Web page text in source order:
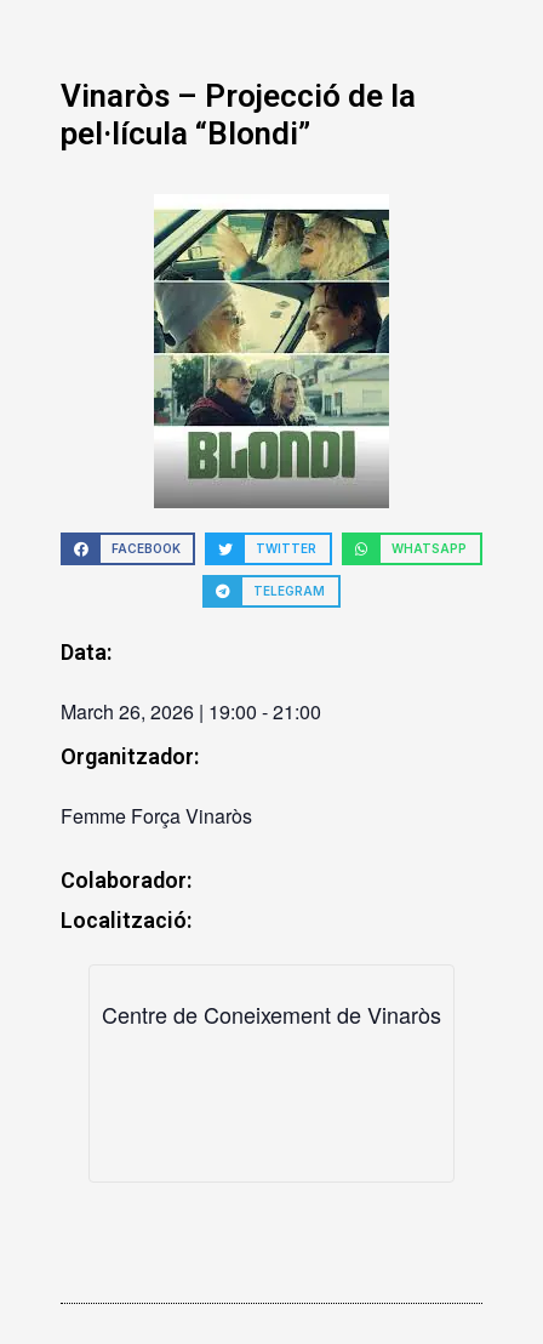
Vinaròs – Projecció de la
pel·lícula “Blondi”
FACEBOOK TWITTER WHATSAPP
TELEGRAM
Data:
March 26, 2026 | 19:00 -21:00
Organitzador:
Femme Força Vinaròs
Colaborador:
Localització:
Centre de Coneixement de Vinaròs